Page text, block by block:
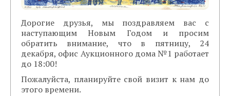
Дорогие друзья, мы поздравляем вас с
наступающим Новым Годом и просим
обратить внимание, что в пятницу, 24
декабря, офис Аукционного дома №1 работает
до 18:00!
Пожалуйста, планируйте свой визит к нам до
этого времени.